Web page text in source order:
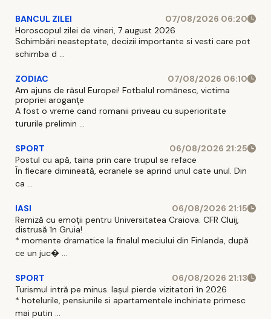
BANCUL ZILEI
07/08/2026 06:20
Horoscopul zilei de vineri, 7 august 2026
Schimbări neasteptate, decizii importante si vesti care pot
schimba d ...
ZODIAC
07/08/2026 06:10
Am ajuns de râsul Europei! Fotbalul românesc, victima
propriei aroganțe
A fost o vreme cand romanii priveau cu superioritate
tururile prelimin ...
SPORT
06/08/2026 21:25
Postul cu apă, taina prin care trupul se reface
În fiecare dimineată, ecranele se aprind unul cate unul. Din
ca ...
IASI
06/08/2026 21:15
Remiză cu emoții pentru Universitatea Craiova. CFR Cluij,
distrusă în Gruia!
* momente dramatice la finalul meciului din Finlanda, după
ce un juc� ...
SPORT
06/08/2026 21:13
Turismul intră pe minus. Iașul pierde vizitatori în 2026
* hotelurile, pensiunile si apartamentele inchiriate primesc
mai putin ...